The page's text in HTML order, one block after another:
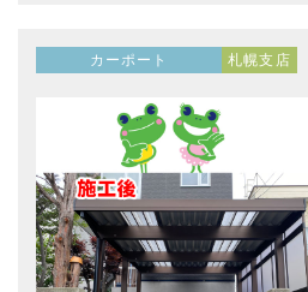
カーポート 札幌支店